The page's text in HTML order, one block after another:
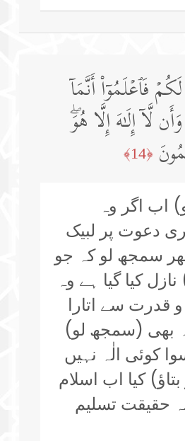
فَٱعۡلَمُوۤا۟ أَنَّمَاۤ
لَّاۤ إِلَـٰهَ إِلَّا هُوَۖ
﴿14﴾
اب اگر وہ
دعوت پر لبیک
سمجھ لو کہ جو
کیا گیا ہے وہ
و قدرت سے اتارا
بھی (سمجھ لو)
کوئی الٰہ نہیں
کیا اب اسلام
حقیقت تسلیم